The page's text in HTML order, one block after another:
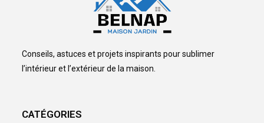
Conseils, astuces et projets inspirants pour sublimer
l’intérieur et l’extérieur de la maison.
CATÉGORIES